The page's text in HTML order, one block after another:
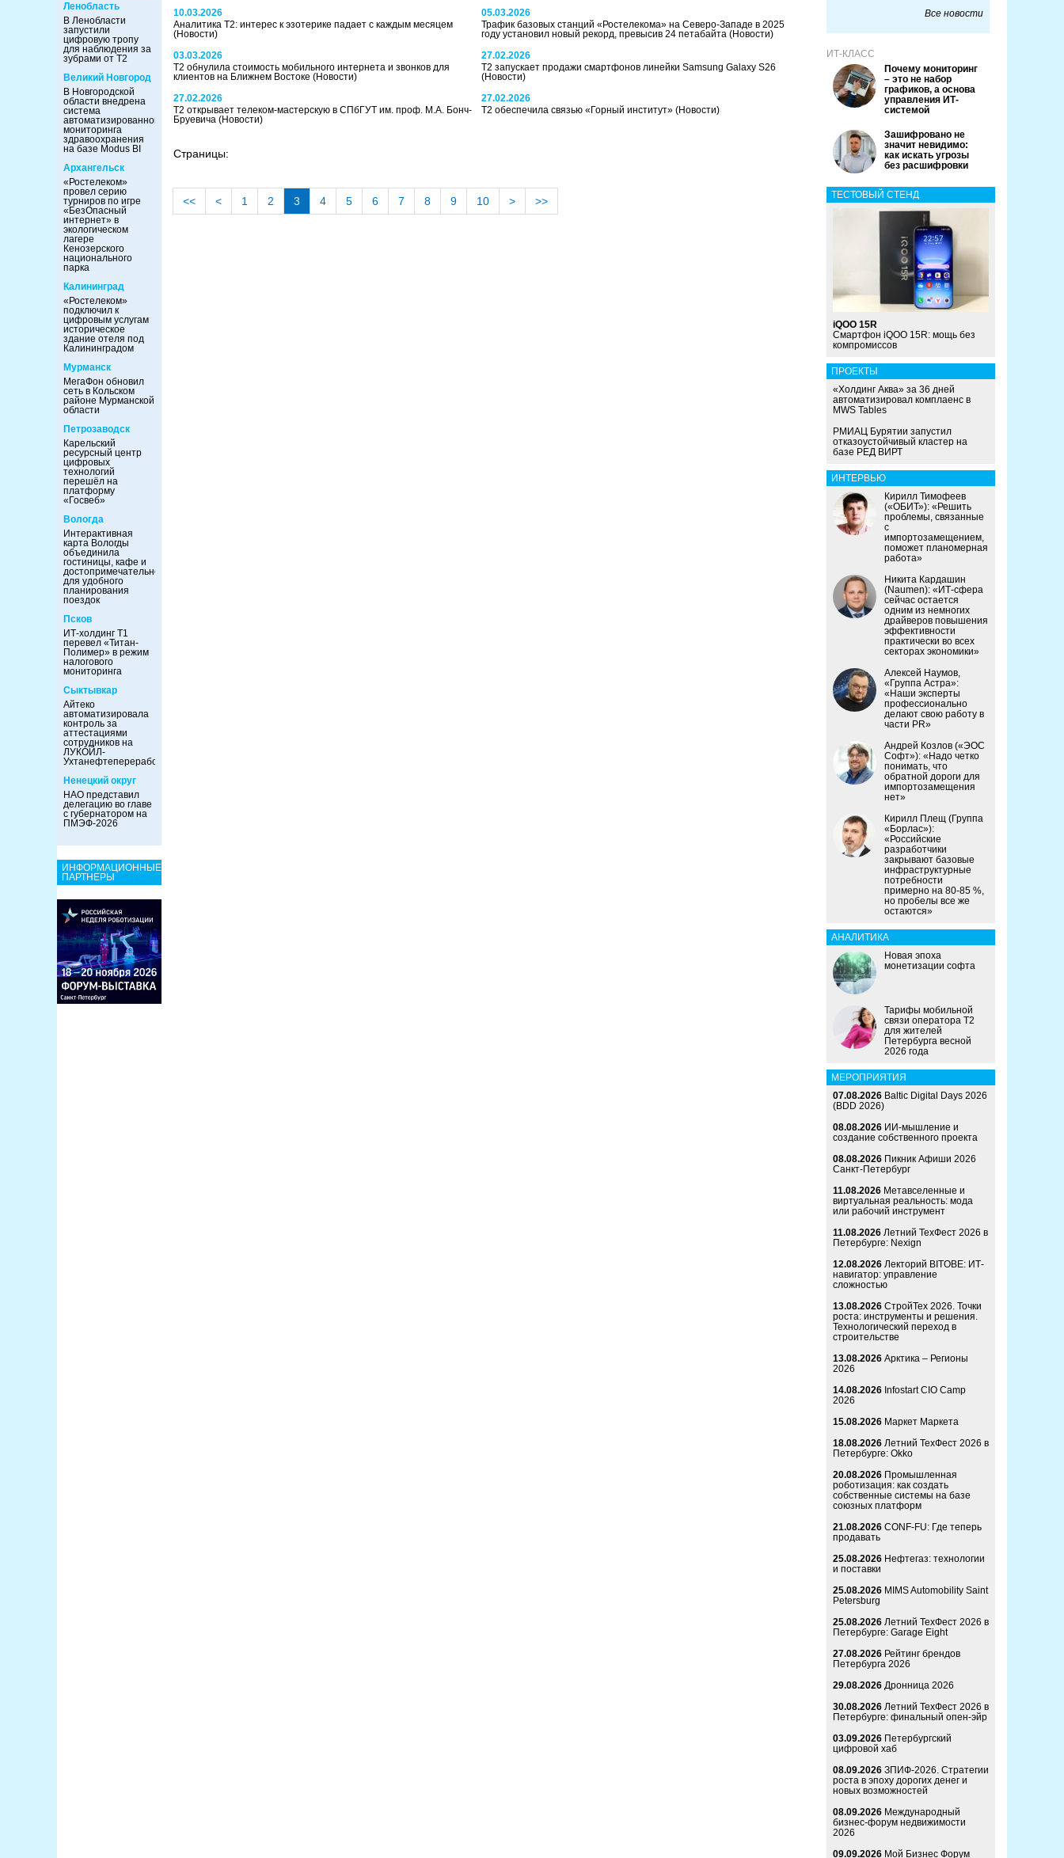
Ленобласть
В Ленобласти
запустили
цифровую тропу
для наблюдения за
зубрами от Т2
Великий Новгород
В Новгородской
области внедрена
система
автоматизированного
мониторинга
здравоохранения
на базе Modus BI
Архангельск
«Ростелеком»
провел серию
турниров по игре
«БезОпасный
интернет» в
экологическом
лагере
Кенозерского
национального
парка
Калининград
«Ростелеком»
подключил к
цифровым услугам
историческое
здание отеля под
Калининградом
Мурманск
МегаФон обновил
сеть в Кольском
районе Мурманской
области
Петрозаводск
Карельский
ресурсный центр
цифровых
технологий
перешёл на
платформу
«Госвеб»
Вологда
Интерактивная
карта Вологды
объединила
гостиницы, кафе и
достопримечательности
для удобного
планирования
поездок
Псков
ИТ-холдинг Т1
перевел «Титан-
Полимер» в режим
налогового
мониторинга
Сыктывкар
Айтеко
автоматизировала
контроль за
аттестациями
сотрудников на
ЛУКОЙЛ-
Ухтанефтепереработка
Ненецкий округ
НАО представил
делегацию во главе
с губернатором на
ПМЭФ-2026
ИНФОРМАЦИОННЫЕ
ПАРТНЕРЫ
10.03.2026
Аналитика Т2: интерес к эзотерике падает с каждым месяцем
(Новости)
05.03.2026
Трафик базовых станций «Ростелекома» на Северо-Западе в 2025
году установил новый рекорд, превысив 24 петабайта (Новости)
03.03.2026
Т2 обнулила стоимость мобильного интернета и звонков для
клиентов на Ближнем Востоке (Новости)
27.02.2026
Т2 запускает продажи смартфонов линейки Samsung Galaxy S26
(Новости)
27.02.2026
T2 открывает телеком-мастерскую в СПбГУТ им. проф. М.А. Бонч-
Бруевича (Новости)
27.02.2026
T2 обеспечила связью «Горный институт» (Новости)
Страницы:
<< < 1 2 3 4 5 6 7 8 9 10 > >>
Все новости
ИТ-КЛАСС
Почему мониторинг
– это не набор
графиков, а основа
управления ИТ-
системой
Зашифровано не
значит невидимо:
как искать угрозы
без расшифровки
ТЕСТОВЫЙ СТЕНД
iQOO 15R
Смартфон iQOO 15R: мощь без
компромиссов
ПРОЕКТЫ
«Холдинг Аква» за 36 дней
автоматизировал комплаенс в
MWS Tables
РМИАЦ Бурятии запустил
отказоустойчивый кластер на
базе РЕД ВИРТ
ИНТЕРВЬЮ
Кирилл Тимофеев
(«ОБИТ»): «Решить
проблемы, связанные
с
импортозамещением,
поможет планомерная
работа»
Никита Кардашин
(Naumen): «ИТ-сфера
сейчас остается
одним из немногих
драйверов повышения
эффективности
практически во всех
секторах экономики»
Алексей Наумов,
«Группа Астра»:
«Наши эксперты
профессионально
делают свою работу в
части PR»
Андрей Козлов («ЭОС
Софт»): «Надо четко
понимать, что
обратной дороги для
импортозамещения
нет»
Кирилл Плещ (Группа
«Борлас»):
«Российские
разработчики
закрывают базовые
инфраструктурные
потребности
примерно на 80-85 %,
но пробелы все же
остаются»
АНАЛИТИКА
Новая эпоха
монетизации софта
Тарифы мобильной
связи оператора Т2
для жителей
Петербурга весной
2026 года
МЕРОПРИЯТИЯ
07.08.2026 Baltic Digital Days 2026
(BDD 2026)
08.08.2026 ИИ-мышление и
создание собственного проекта
08.08.2026 Пикник Афиши 2026
Санкт-Петербург
11.08.2026 Метавселенные и
виртуальная реальность: мода
или рабочий инструмент
11.08.2026 Летний ТехФест 2026 в
Петербурге: Nexign
12.08.2026 Лекторий BITOBE: ИТ-
навигатор: управление
сложностью
13.08.2026 СтройТех 2026. Точки
роста: инструменты и решения.
Технологический переход в
строительстве
13.08.2026 Арктика – Регионы
2026
14.08.2026 Infostart CIO Camp
2026
15.08.2026 Маркет Маркета
18.08.2026 Летний ТехФест 2026 в
Петербурге: Okko
20.08.2026 Промышленная
роботизация: как создать
собственные системы на базе
союзных платформ
21.08.2026 CONF-FU: Где теперь
продавать
25.08.2026 Нефтегаз: технологии
и поставки
25.08.2026 MIMS Automobility Saint
Petersburg
25.08.2026 Летний ТехФест 2026 в
Петербурге: Garage Eight
27.08.2026 Рейтинг брендов
Петербурга 2026
29.08.2026 Дронница 2026
30.08.2026 Летний ТехФест 2026 в
Петербурге: финальный опен-эйр
03.09.2026 Петербургский
цифровой хаб
08.09.2026 ЗПИФ-2026. Стратегии
роста в эпоху дорогих денег и
новых возможностей
08.09.2026 Международный
бизнес-форум недвижимости
2026
09.09.2026 Мой Бизнес Форум